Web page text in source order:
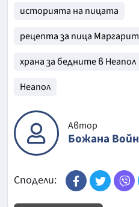
историята на пицата
рецепта за пица
храна за бедните в Неапол
Неапол
Автор
Божана
Сподели: